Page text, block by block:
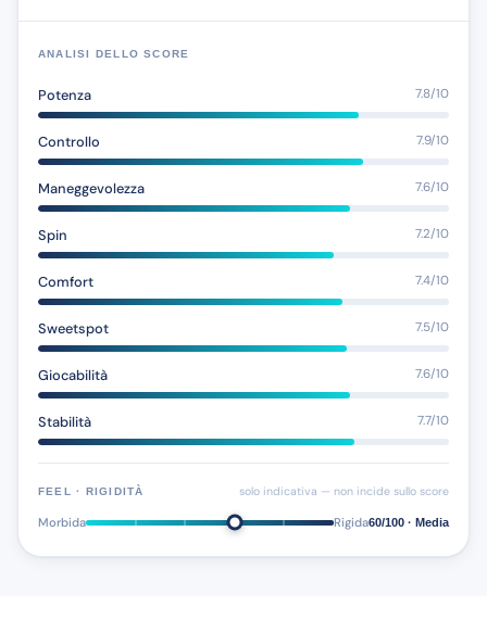
ANALISI DELLO SCORE
Potenza 7.8/10
Controllo 7.9/10
Maneggevolezza 7.6/10
Spin 7.2/10
Comfort 7.4/10
Sweetspot 7.5/10
Giocabilità 7.6/10
Stabilità 7.7/10
FEEL · RIGIDITÀ solo indicativa — non incide sullo score
Morbida Rigida60/100 · Media